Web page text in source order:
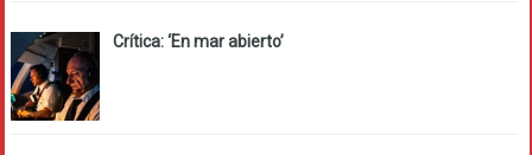
Crítica: ‘En mar abierto’